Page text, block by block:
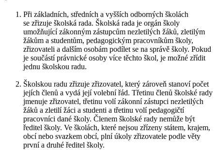
Při základních, středních a vyšších odborných školách
se zřizuje školská rada. Školská rada je orgán školy
umožňující zákonným zástupcům nezletilých žáků, zletilým
žákům a studentům, pedagogickým pracovníkům školy,
zřizovateli a dalším osobám podílet se na správě školy. Pokud
je součástí právnické osoby více těchto škol, je možné zřídit
jednu školskou radu.
Školskou radu zřizuje zřizovatel, který zároveň stanoví počet
jejích členů a vydá její volební řád. Třetinu členů školské rady
jmenuje zřizovatel, třetinu volí zákonní zástupci nezletilých
žáků a zletilí žáci a studenti a třetinu volí pedagogičtí
pracovníci dané školy. Členem školské rady nemůže být
ředitel školy. Ve školách, které nejsou zřízeny státem, krajem,
obcí nebo svazkem obcí, plní úkoly zřizovatele podle věty
první a druhé ředitel školy.